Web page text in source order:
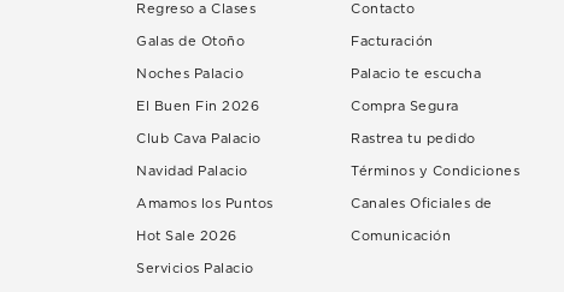
Regreso a Clases
Galas de Otoño
Noches Palacio
El Buen Fin 2026
Club Cava Palacio
Navidad Palacio
Amamos los Puntos
Hot Sale 2026
Servicios Palacio
Contacto
Facturación
Palacio te escucha
Compra Segura
Rastrea tu pedido
Términos y Condiciones
Canales Oficiales de
Comunicación